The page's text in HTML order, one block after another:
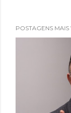
POSTAGENS MAIS